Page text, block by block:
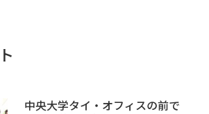
中央大学タイ・オフィスの前で